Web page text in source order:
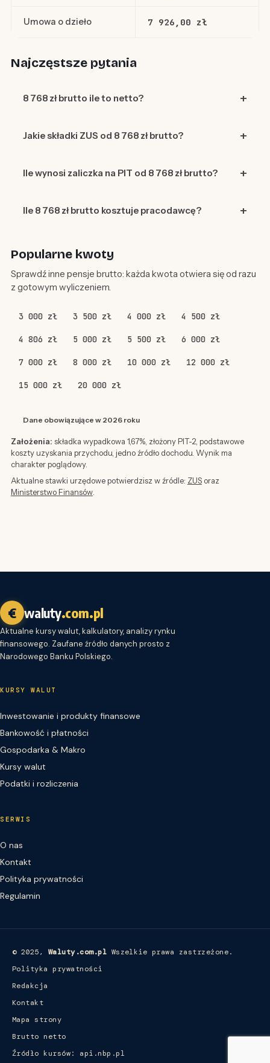
Umowa o dzieło 7 926,00 zł
Najczęstsze pytania
8 768 zł brutto ile to netto?
Jakie składki ZUS od 8 768 zł brutto?
Ile wynosi zaliczka na PIT od 8 768 zł brutto?
Ile 8 768 zł brutto kosztuje pracodawcę?
Popularne kwoty
Sprawdź inne pensje brutto: każda kwota otwiera się od razu
z gotowym wyliczeniem.
3 000 zł 3 500 zł 4 000 zł 4 500 zł
4 806 zł 5 000 zł 5 500 zł 6 000 zł
7 000 zł 8 000 zł 10 000 zł 12 000 zł
15 000 zł 20 000 zł
Dane obowiązujące w 2026 roku
Założenia: składka wypadkowa 1,67%, złożony PIT-2, podstawowe
koszty uzyskania przychodu, jedno źródło dochodu. Wynik ma
charakter poglądowy.
Aktualne stawki urzędowe potwierdzisz w źródle: ZUSoraz
Ministerstwo Finansów.
€ waluty.com.pl
Aktualne kursy walut, kalkulatory, analizy rynku
finansowego. Zaufane źródło danych prosto z
Narodowego Banku Polskiego.
KURSY WALUT
Inwestowanie i produkty finansowe
Bankowość i płatności
Gospodarka & Makro
Kursy walut
Podatki i rozliczenia
SERWIS
O nas
Kontakt
Polityka prywatności
Regulamin
© 2025, Waluty.com.pl Wszelkie prawa zastrzeżone.
Polityka prywatności
Redakcja
Kontakt
Mapa strony
Brutto netto
Źródło kursów: api.nbp.pl